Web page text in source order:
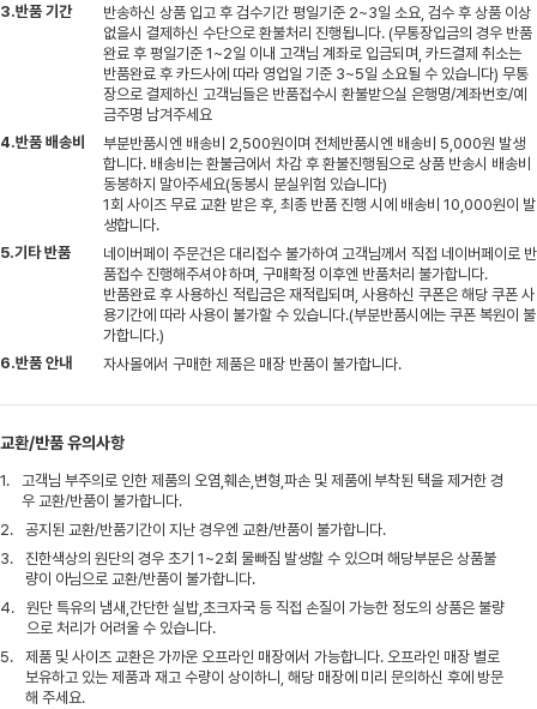
3.반품 기간
반송하신 상품 입고 후 검수기간 평일기준 2~3일 소요, 검수 후 상품 이상
없을시 결제하신 수단으로 환불처리 진행됩니다. (무통장입금의 경우 반품
완료 후 평일기준 1~2일 이내 고객님 계좌로 입금되며, 카드결제 취소는
반품완료 후 카드사에 따라 영업일 기준 3~5일 소요될 수 있습니다) 무통
장으로 결제하신 고객님들은 반품접수시 환불받으실 은행명/계좌번호/예
금주명 남겨주세요
4.반품 배송비
부분반품시엔 배송비 2,500원이며 전체반품시엔 배송비 5,000원 발생
합니다. 배송비는 환불금에서 차감 후 환불진행됨으로 상품 반송시 배송비
동봉하지 말아주세요(동봉시 분실위험 있습니다)
1회 사이즈 무료 교환 받은 후, 최종 반품 진행 시에 배송비 10,000원이 발
생합니다.
5.기타 반품
네이버페이 주문건은 대리접수 불가하여 고객님께서 직접 네이버페이로 반
품접수 진행해주셔야 하며, 구매확정 이후엔 반품처리 불가합니다.
반품완료 후 사용하신 적립금은 재적립되며, 사용하신 쿠폰은 해당 쿠폰 사
용기간에 따라 사용이 불가할 수 있습니다.(부분반품시에는 쿠폰 복원이 불
가합니다.)
6.반품 안내
자사몰에서 구매한 제품은 매장 반품이 불가합니다.
교환/반품 유의사항
1.
고객님 부주의로 인한 제품의 오염,훼손,변형,파손 및 제품에 부착된 택을 제거한 경
우 교환/반품이 불가합니다.
2.
공지된 교환/반품기간이 지난 경우엔 교환/반품이 불가합니다.
3.
진한색상의 원단의 경우 초기 1~2회 물빠짐 발생할 수 있으며 해당부분은 상품불
량이 아님으로 교환/반품이 불가합니다.
4.
원단 특유의 냄새,간단한 실밥,초크자국 등 직접 손질이 가능한 정도의 상품은 불량
으로 처리가 어려울 수 있습니다.
5.
제품 및 사이즈 교환은 가까운 오프라인 매장에서 가능합니다. 오프라인 매장 별로
보유하고 있는 제품과 재고 수량이 상이하니, 해당 매장에 미리 문의하신 후에 방문
해 주세요.